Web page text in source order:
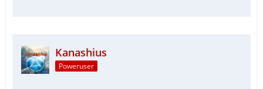
Kanashius
Poweruser